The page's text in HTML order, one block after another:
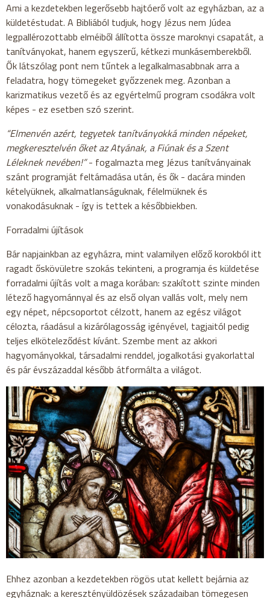
Ami a kezdetekben legerősebb hajtóerő volt az egyházban, az a
küldetéstudat. A Bibliából tudjuk, hogy Jézus nem Júdea
legpallérozottabb elméiből állította össze maroknyi csapatát, a
tanítványokat, hanem egyszerű, kétkezi munkásemberekből.
Ők látszólag pont nem tűntek a legalkalmasabbnak arra a
feladatra, hogy tömegeket győzzenek meg. Azonban a
karizmatikus vezető és az egyértelmű program csodákra volt
képes - ez esetben szó szerint.
“Elmenvén azért, tegyetek tanítványokká minden népeket,
megkeresztelvén őket az Atyának, a Fiúnak és a Szent
Léleknek nevében!”- fogalmazta meg Jézus tanítványainak
szánt programját feltámadása után, és ők - dacára minden
kételyüknek, alkalmatlanságuknak, félelmüknek és
vonakodásuknak - így is tettek a későbbiekben.
Forradalmi újítások
Bár napjainkban az egyházra, mint valamilyen előző korokból itt
ragadt őskövületre szokás tekinteni, a programja és küldetése
forradalmi újítás volt a maga korában: szakított szinte minden
létező hagyománnyal és az első olyan vallás volt, mely nem
egy népet, népcsoportot célzott, hanem az egész világot
célozta, ráadásul a kizárólagosság igényével, tagjaitól pedig
teljes elköteleződést kívánt. Szembe ment az akkori
hagyományokkal, társadalmi renddel, jogalkotási gyakorlattal
és pár évszázaddal később átformálta a világot.
Ehhez azonban a kezdetekben rögös utat kellett bejárnia az
egyháznak: a keresztényüldözések századaiban tömegesen